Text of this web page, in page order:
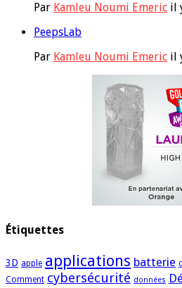
Par Kamleu Noumi Emeric il
PeepsLab
Par Kamleu Noumi Emeric il
Étiquettes
3D apple applications batterie
Comment cybersécurité données